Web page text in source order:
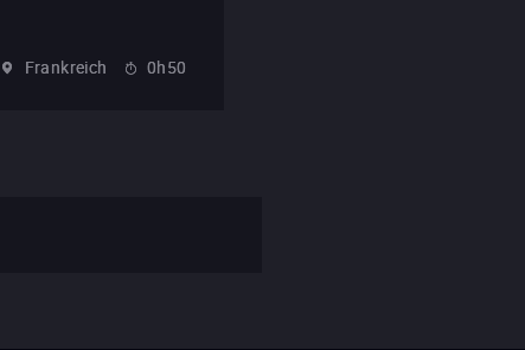
Frankreich 0h50